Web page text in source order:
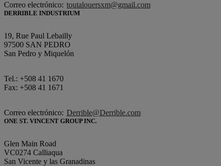
Correo electrónico: toutalouersxm@gmail.com
DERRIBLE INDUSTRIUM
19, Rue Paul Lebailly
97500 SAN PEDRO
San Pedro y Miquelón
Tel.: +508 41 1670
Fax: +508 41 1671
Correo electrónico: Derrible@Derrible.com
ONE ST. VINCENT GROUP INC.
Glen Main Road
VC0274 Calliaqua
San Vicente y las Granadinas